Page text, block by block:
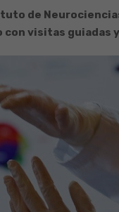
de
con visitas